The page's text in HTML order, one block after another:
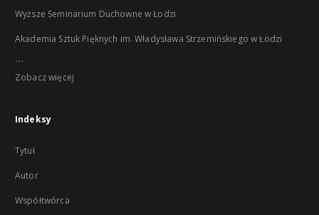
Wyższe Seminarium Duchowne w Łodzi
Akademia Sztuk Pięknych im. Władysława Strzemińskiego w Łodzi
...
Zobacz więcej
Indeksy
Tytuł
Autor
Współtwórca